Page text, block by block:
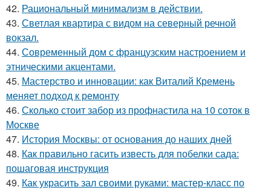
42. Рациональный минимализм в действии.
43. Светлая квартира с видом на северный речной
вокзал.
44. Современный дом с французским настроением и
этническими акцентами.
45. Мастерство и инновации: как Виталий Кремень
меняет подход к ремонту
46. Сколько стоит забор из профнастила на 10 соток в
Москве
47. История Москвы: от основания до наших дней
48. Как правильно гасить известь для побелки сада:
пошаговая инструкция
49. Как украсить зал своими руками: мастер-класс по